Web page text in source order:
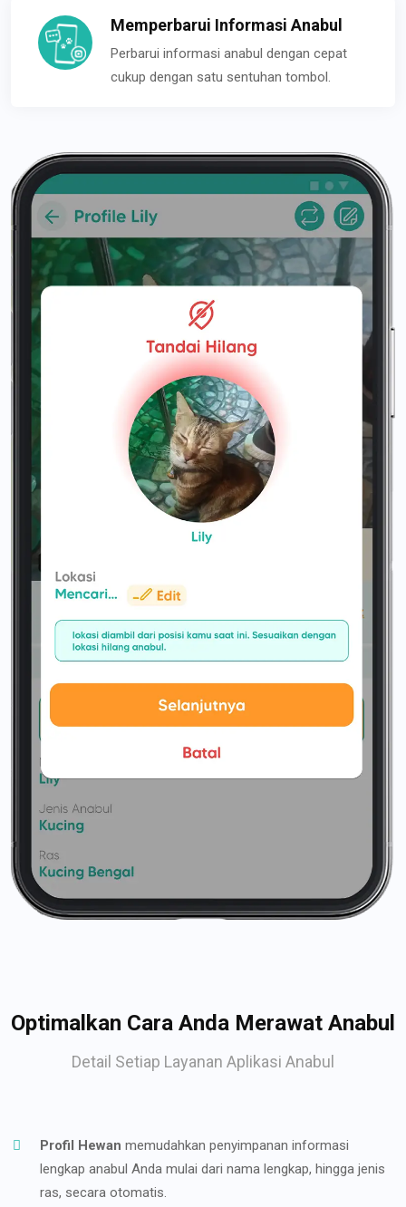
Memperbarui Informasi Anabul
Perbarui informasi anabul dengan cepat
cukup dengan satu sentuhan tombol.
Optimalkan Cara Anda Merawat Anabul
Detail Setiap Layanan Aplikasi Anabul
Profil Hewan memudahkan penyimpanan informasi
lengkap anabul Anda mulai dari nama lengkap, hingga jenis
ras, secara otomatis.